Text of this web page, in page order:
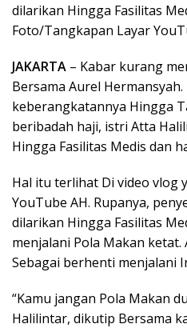
dilarikan Hingga Fasilitas
Foto/Tangkapan Layar
JAKARTA – Kabar kurang
Bersama Aurel
keberangkatannya Hingga
beribadah haji, istri Atta
Hingga Fasilitas Medis dan
Hal itu terlihat Di video vlog
YouTube AH. Rupanya,
dilarikan Hingga Fasilitas
menjalani Pola Makan
Sebagai berhenti menjalani
“Kamu jangan Pola Makan
Halilintar, dikutip Bersama